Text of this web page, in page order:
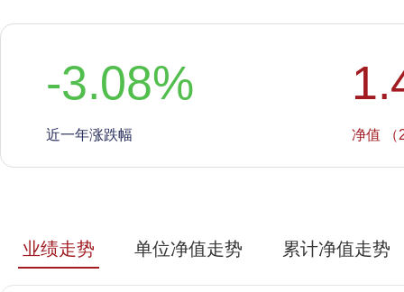
-3.08%
近一年涨跌幅 净值 （
业绩走势 单位净值走势 累计净值走势